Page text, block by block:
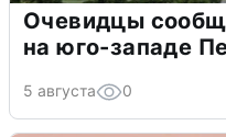
Очевидцы
на юго-западе
5 августа 0